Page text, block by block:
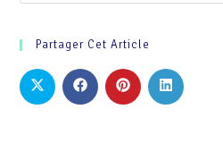
Partager Cet Article